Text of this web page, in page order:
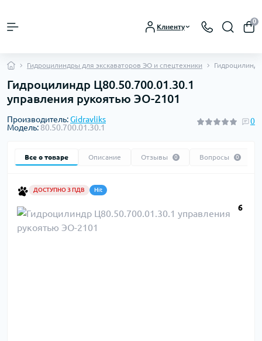
Клиенту
0
Гидроцилиндры для экскаваторов ЭО и спецтехники
Гидроцилиндр Ц80.50.700.01.30.1
управления рукоятью ЭО-2101
Производитель:Gidravliks
Модель: 80.50.700.01.30.1
0
Все о товаре Описание Отзывы 0 Вопросы 0
ДОСТУПНО З ПДВ Hit
6